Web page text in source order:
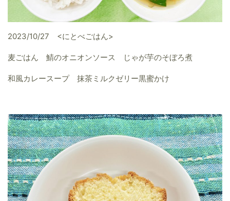
2023/10/27 <にとべごはん>
麦ごはん 鯖のオニオンソース じゃが芋のそぼろ煮
和風カレースープ 抹茶ミルクゼリー黒蜜かけ